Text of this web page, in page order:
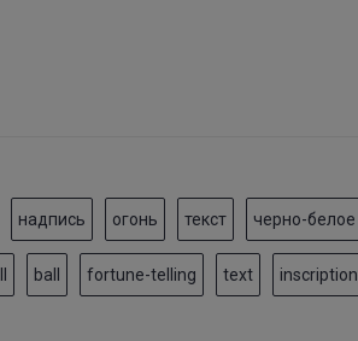
надпись огонь текст черно-белое
ball fortune-telling text inscription